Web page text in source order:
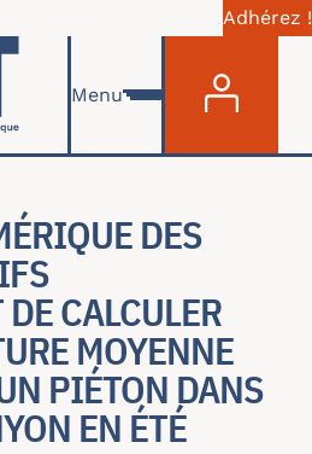
Adhérez !
Menu
DES
CALCULER
MOYENNE
PIÉTON DANS
EN ÉTÉ